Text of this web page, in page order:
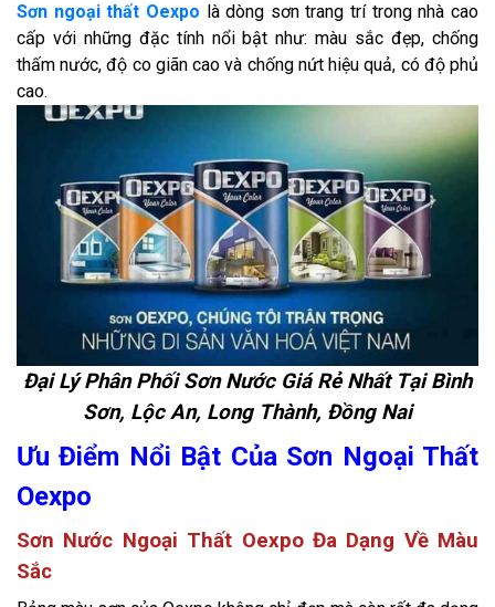
Sơn ngoại thất Oexpo là dòng sơn trang trí trong nhà cao
cấp với những đặc tính nổi bật như: màu sắc đẹp, chống
thấm nước, độ co giãn cao và chống nứt hiệu quả, có độ phủ
cao.
Đại Lý Phân Phối Sơn Nước Giá Rẻ Nhất Tại Bình
Sơn, Lộc An, Long Thành, Đồng Nai
Ưu Điểm Nổi Bật Của Sơn Ngoại Thất
Oexpo
Sơn Nước Ngoại Thất Oexpo Đa Dạng Về Màu
Sắc